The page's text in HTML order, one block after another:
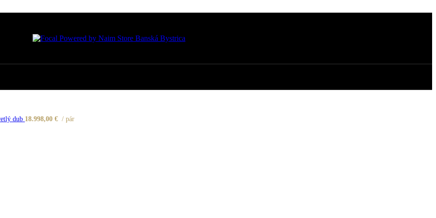
dub 18.998,00 € pár